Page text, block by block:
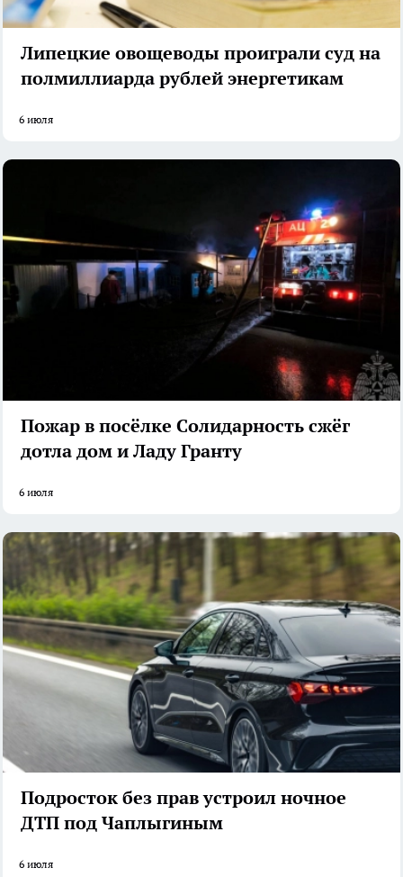
Липецкие овощеводы проиграли суд на
полмиллиарда рублей энергетикам
6 июля
Пожар в посёлке Солидарность сжёг
дотла дом и Ладу Гранту
6 июля
Подросток без прав устроил ночное
ДТП под Чаплыгиным
6 июля